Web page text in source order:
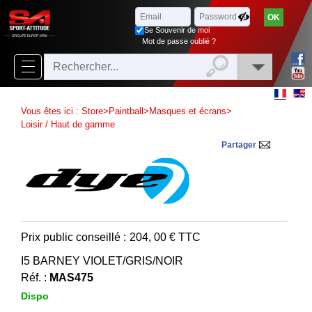
Parcourir
Nouveautés
Packs
ventes
Paintball‣
Air
Comprimé
‣
Outdoor
xFermer
Se Souvenir de moi
Mot de passe oublié ?
Vous êtes ici : Store> Paintball > Masques et écrans>
Loisir / Haut de gamme
Partager
Prix public conseillé : 204, 00 € TTC
I5 BARNEY VIOLET/GRIS/NOIR
Réf. : MAS475
Dispo